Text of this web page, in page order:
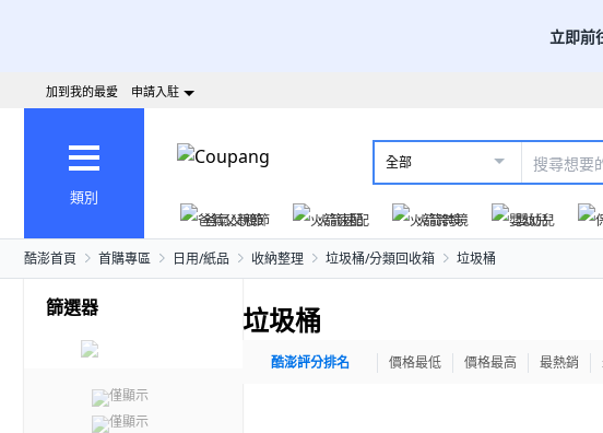
立即前
加到我的最愛 申請入駐
類別
全部
爸氣父親節
火箭速配 火箭跨境 嬰幼兒
酷澎首頁 首購專區 日用/紙品 收納整理 垃圾桶/分類回收箱 垃圾桶
篩選器
僅顯示
僅顯示
垃圾桶
酷澎評分排名 價格最低 價格最高 最熱銷